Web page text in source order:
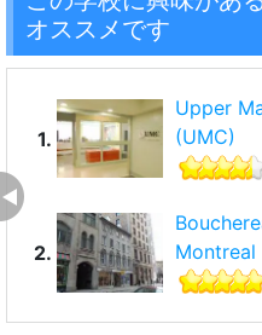
オススメです
1.
Upper
(UMC)
2.
Montreal